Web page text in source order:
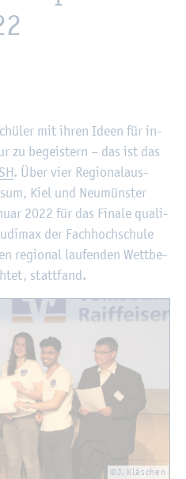
mit ihren Ideen für in­
zu be­geis­tern – das ist das
. Über vier Re­gio­nal­aus­
Kiel und Neu­müns­ter
2022 für das Fi­na­le qua­li­
der Fach­hoch­schu­le
re­gio­nal lau­fen­den Wett­be­
statt­fand.
©J. Kläschen
©Fach­hoch­schu­le Kiel